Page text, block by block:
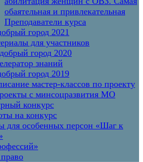
обаятельная и привлекательная
Преподаватели курса
город 2021
для участников
город 2020
знаний
город 2019
мастер-классов по проекту
с минсоцразвития МО
конкурс
на конкурс
для особенных персон «Шаг к